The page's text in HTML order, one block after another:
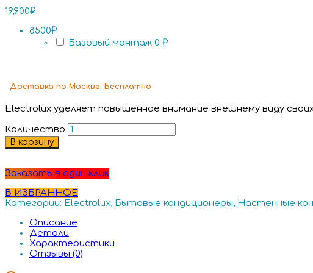
19,900₽
8500₽
Базовый монтаж 0 ₽
Доставка по Москве: Бесплатно
Electrolux уделяет повышенное внимание внешнему виду
Количество
В корзину
Заказать в один клик
В ИЗБРАННОЕ
Категории: Electrolux, Бытовые кондиционеры, Настенные
Описание
Детали
Характеристики
Отзывы (0)